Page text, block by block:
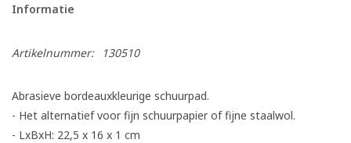
Informatie
Artikelnummer: 130510
Abrasieve bordeauxkleurige schuurpad.
- Het alternatief voor fijn schuurpapier of fijne staalwol.
- LxBxH: 22,5 x 16 x 1 cm